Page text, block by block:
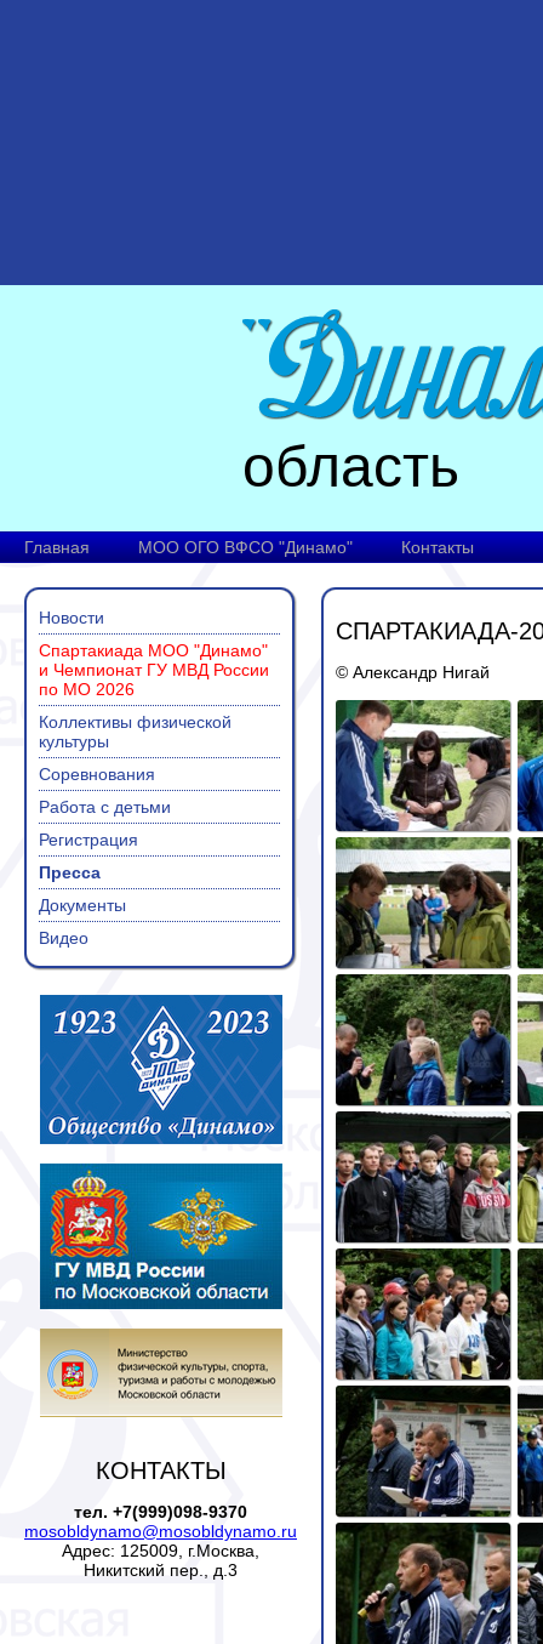
область
Главная МОО ОГО ВФСО "Динамо" Контакты
Новости
Спартакиада МОО "Динамо"
и Чемпионат ГУ МВД России
по МО 2026
Коллективы физической
культуры
Соревнования
Работа с детьми
Регистрация
Пресса
Документы
Видео
КОНТАКТЫ
тел. +7(999)098-9370
mosobldynamo@mosobldynamo.ru
Адрес: 125009, г.Москва,
Никитский пер., д.3
СПАРТАКИАДА-
© Александр Нигай